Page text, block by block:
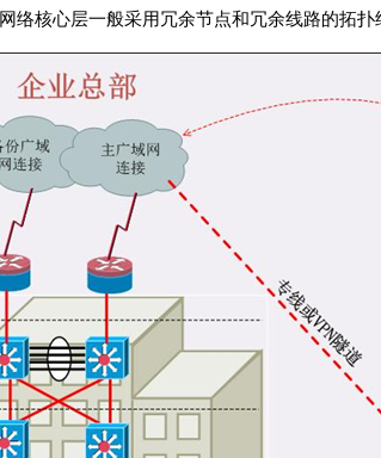
络核心层一般采用冗余节点和冗余线路的拓扑